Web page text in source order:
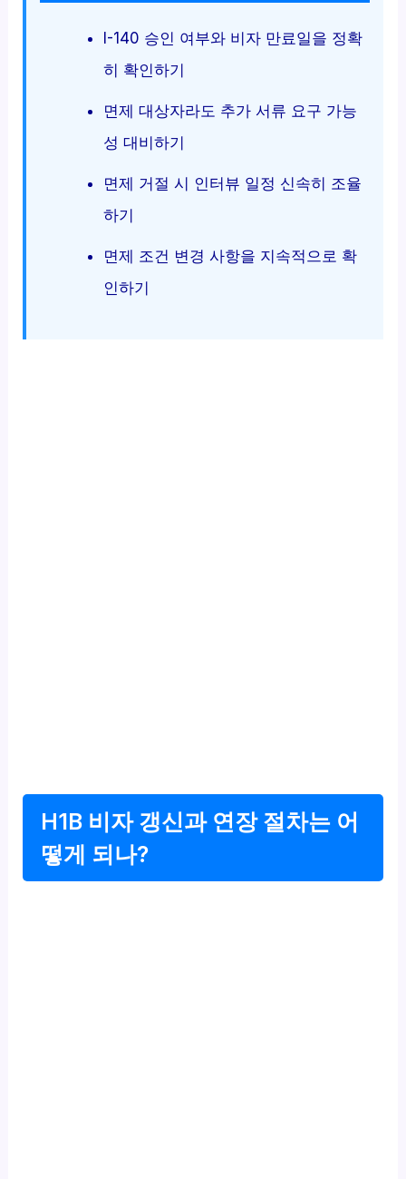
I-140 승인 여부와 비자 만료일을 정확
히 확인하기
면제 대상자라도 추가 서류 요구 가능
성 대비하기
면제 거절 시 인터뷰 일정 신속히 조율
하기
면제 조건 변경 사항을 지속적으로 확
인하기
H1B 비자 갱신과 연장 절차는 어
떻게 되나?